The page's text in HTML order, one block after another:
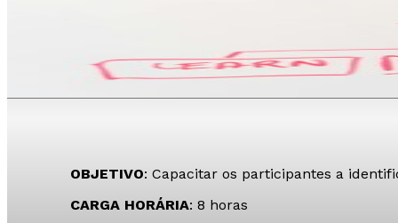
OBJETIVO: Capacitar os participantes a
CARGA HORÁRIA: 8 horas